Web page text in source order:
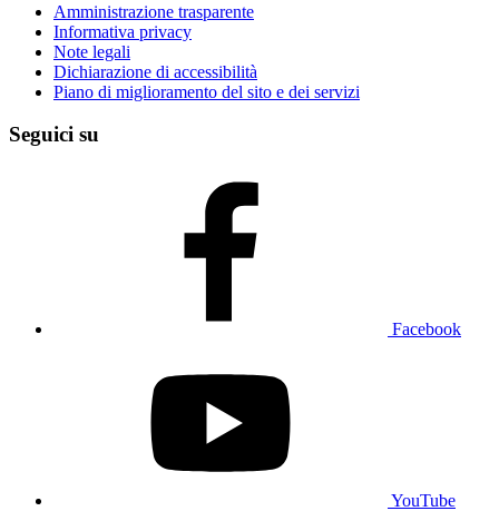
Amministrazione trasparente
Informativa privacy
Note legali
Dichiarazione di accessibilità
Piano di miglioramento del sito e dei servizi
Seguici su
Facebook
YouTube